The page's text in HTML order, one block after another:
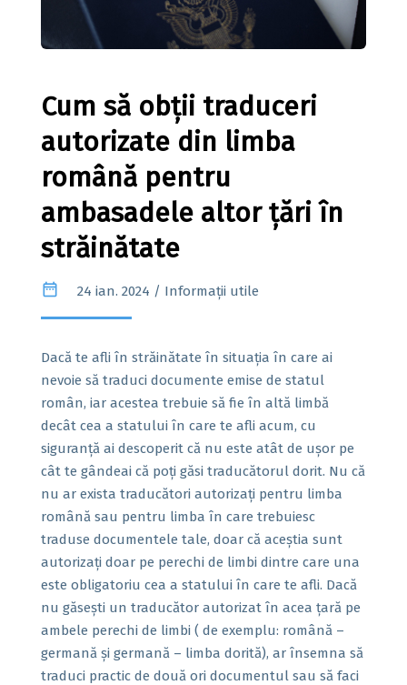
Cum să obții traduceri
autorizate din limba
română pentru
ambasadele altor țări în
străinătate
date_range 24 ian. 2024 / Informații utile
Dacă te afli în străinătate în situația în care ai
nevoie să traduci documente emise de statul
român, iar acestea trebuie să fie în altă limbă
decât cea a statului în care te afli acum, cu
siguranță ai descoperit că nu este atât de ușor pe
cât te gândeai că poți găsi traducătorul dorit. Nu că
nu ar exista traducători autorizați pentru limba
română sau pentru limba în care trebuiesc
traduse documentele tale, doar că aceștia sunt
autorizați doar pe perechi de limbi dintre care una
este obligatoriu cea a statului în care te afli. Dacă
nu găsești un traducător autorizat în acea țară pe
ambele perechi de limbi ( de exemplu: română –
germană și germană – limba dorită), ar însemna să
traduci practic de două ori documentul sau să faci